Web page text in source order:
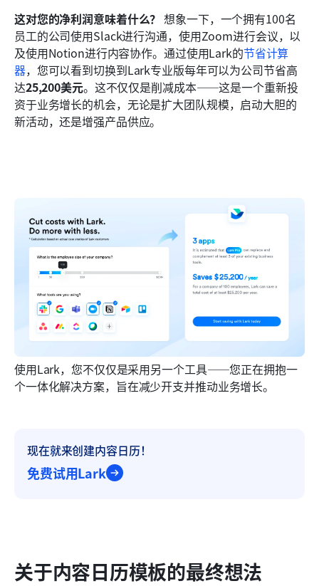
这对您的净利润意味着什么？ 想象一下，一个拥有100名
员工的公司使用Slack进行沟通，使用Zoom进行会议，以
及使用Notion进行内容协作。通过使用Lark的节省计算
器，您可以看到切换到Lark专业版每年可以为公司节省高
达25,200美元。这不仅仅是削减成本——这是一个重新投
资于业务增长的机会，无论是扩大团队规模，启动大胆的
新活动，还是增强产品供应。
使用Lark，您不仅仅是采用另一个工具——您正在拥抱一
个一体化解决方案，旨在减少开支并推动业务增长。
现在就来创建内容日历！
免费试用Lark
关于内容日历模板的最终想法